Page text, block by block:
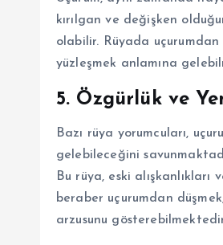
kırılgan ve değişken
olabilir. Rüyada
yüzleşmek anlamına
5. Özgürlük ve
Bazı rüya yorumcuları,
gelebileceğini
Bu rüya, eski
beraber uçurumdan
arzusunu